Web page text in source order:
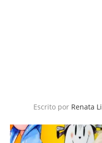
Escrito por Renata